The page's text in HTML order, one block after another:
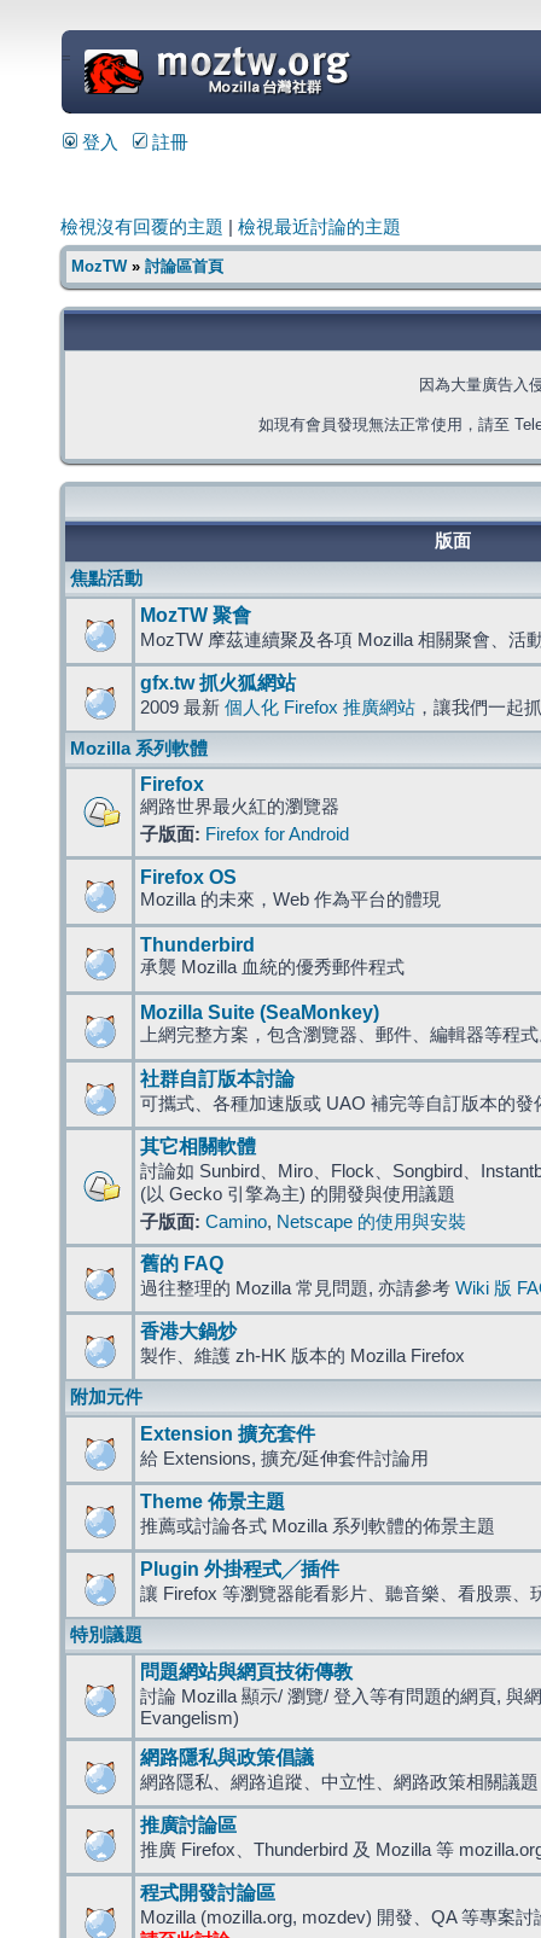
=
登入 註冊
檢視沒有回覆的主題 檢視最近討論的主題
MozTW» 討論區首頁
因為大量廣告入
如現有會員發現無法正常使用，請至
版面
焦點活動
MozTW 聚會
MozTW 摩茲連續聚及各項 Mozilla 相關聚會、活
gfx.tw 抓火狐網站
2009 最新 個人化 Firefox 推廣網站 ，讓我們一起
Mozilla 系列軟體
Firefox
網路世界最火紅的瀏覽器
子版面: Firefox for Android
Firefox OS
Mozilla 的未來，Web 作為平台的體現
Thunderbird
承襲 Mozilla 血統的優秀郵件程式
Mozilla Suite (SeaMonkey)
上網完整方案，包含瀏覽器、郵件、編輯器等程
社群自訂版本討論
可攜式、各種加速版或 UAO 補完等自訂版本的發
其它相關軟體
討論如 Sunbird、Miro、Flock、Songbird、
(以 Gecko 引擎為主) 的開發與使用議題
子版面: Camino, Netscape 的使用與安裝
舊的 FAQ
過往整理的 Mozilla 常見問題, 亦請參考 Wiki 版
香港大鍋炒
製作、維護 zh-HK 版本的 Mozilla Firefox
附加元件
Extension 擴充套件
給 Extensions, 擴充/延伸套件討論用
Theme 佈景主題
推薦或討論各式 Mozilla 系列軟體的佈景主題
Plugin 外掛程式╱插件
讓 Firefox 等瀏覽器能看影片、聽音樂、看股票、
特別議題
問題網站與網頁技術傳教
討論 Mozilla 顯示/ 瀏覽/ 登入等有問題的網頁, 與
Evangelism)
網路隱私與政策倡議
網路隱私、網路追蹤、中立性、網路政策相關議題
推廣討論區
推廣 Firefox、Thunderbird 及 Mozilla 等
程式開發討論區
Mozilla (mozilla.org, mozdev) 開發、QA 等專案討